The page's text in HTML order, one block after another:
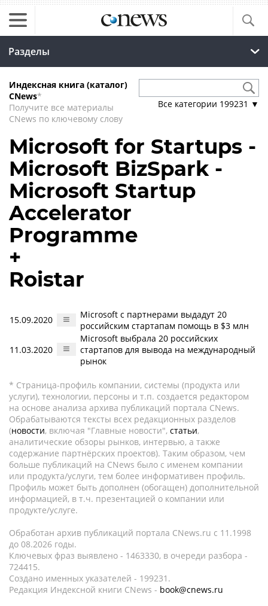
Разделы
Индексная книга (каталог)
CNews*
Получите все материалы
CNews по ключевому слову
Все категории 199231 ▼
Microsoft for Startups -
Microsoft BizSpark -
Microsoft Startup
Accelerator
Programme
+
Roistar
15.09.2020
Microsoft с партнерами выдадут 20
российским стартапам помощь в $3 млн
11.03.2020
Microsoft выбрала 20 российских
стартапов для вывода на международный
рынок
* Страница-профиль компании, системы (продукта или
услуги), технологии, персоны и т.п. создается редактором
на основе анализа архива публикаций портала CNews.
Обрабатываются тексты всех редакционных разделов
(новости, включая "Главные новости", статьи,
аналитические обзоры рынков, интервью, а также
содержание партнёрских проектов). Таким образом, чем
больше публикаций на CNews было с именем компании
или продукта/услуги, тем более информативен профиль.
Профиль может быть дополнен (обогащен) дополнительной
информацией, в т.ч. презентацией о компании или
продукте/услуге.
Обработан архив публикаций портала CNews.ru c 11.1998
до 08.2026 годы.
Ключевых фраз выявлено - 1463330, в очереди разбора -
724415.
Создано именных указателей - 199231.
Редакция Индексной книги CNews - book@cnews.ru